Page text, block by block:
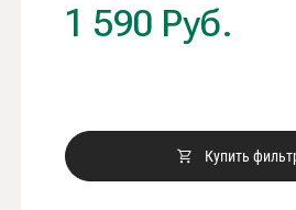
1 590 Руб.
Купить